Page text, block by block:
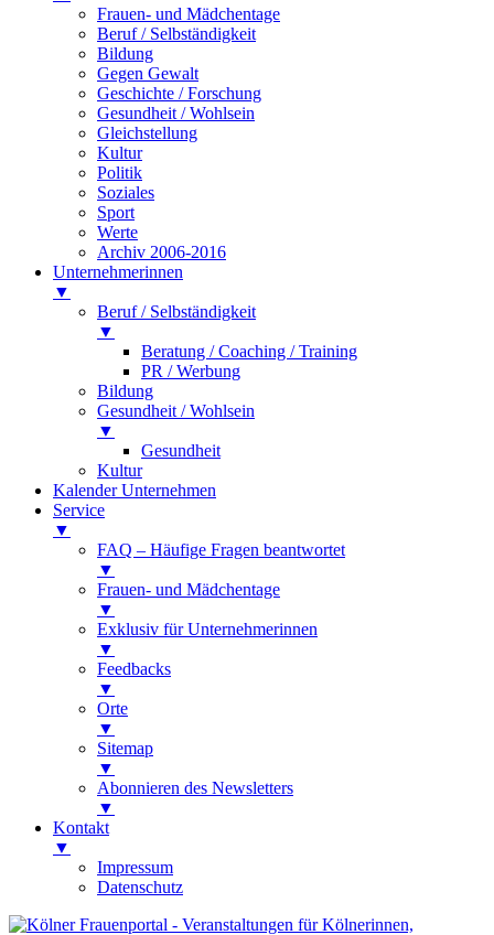
Frauen- und Mädchentage
Beruf / Selbständigkeit
Bildung
Gegen Gewalt
Geschichte / Forschung
Gesundheit / Wohlsein
Gleichstellung
Kultur
Politik
Soziales
Sport
Werte
Archiv 2006-2016
Unternehmerinnen
▼
Beruf / Selbständigkeit
▼
Beratung / Coaching / Training
PR / Werbung
Bildung
Gesundheit / Wohlsein
▼
Gesundheit
Kultur
Kalender Unternehmen
Service
▼
FAQ – Häufige Fragen beantwortet
▼
Frauen- und Mädchentage
▼
Exklusiv für Unternehmerinnen
▼
Feedbacks
▼
Orte
▼
Sitemap
▼
Abonnieren des Newsletters
▼
Kontakt
▼
Impressum
Datenschutz